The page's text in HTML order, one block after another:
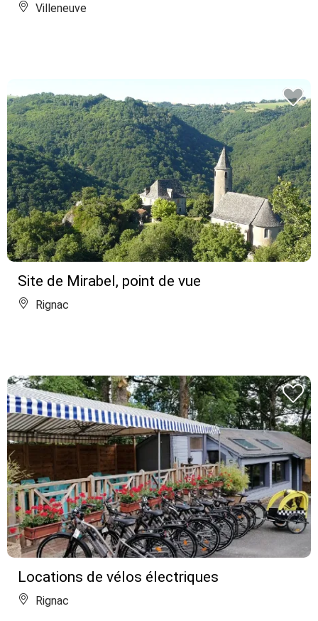
Villeneuve
Site de Mirabel, point de vue
Rignac
Locations de vélos électriques
Rignac